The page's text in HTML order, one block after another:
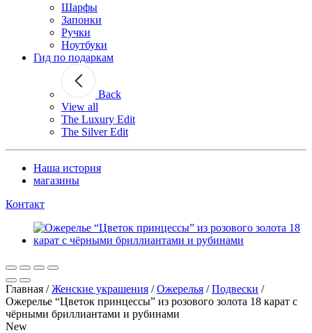
Шарфы
Запонки
Ручки
Ноутбуки
Гид по подаркам
Back
View all
The Luxury Edit
The Silver Edit
Наша история
магазины
Контакт
Главная /Женские украшения /Ожерелья /Подвески /
Ожерелье “Цветок принцессы” из розового золота 18 карат с
чёрными бриллиантами и рубинами
New